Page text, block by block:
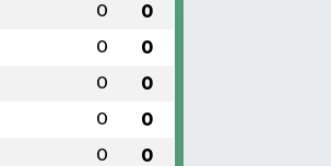
0 0
0 0
0 0
0 0
0 0